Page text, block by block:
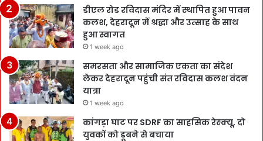
डीएल रोड रविदास मंदिर में स्थापित हुआ पावन
कलश, देहरादून में श्रद्धा और उत्साह के साथ
हुआ स्वागत
1 week ago
समरसता और सामाजिक एकता का संदेश
लेकर देहरादून पहुंची संत रविदास कलश वंदन
यात्रा
1 week ago
कांगड़ा घाट पर SDRF का साहसिक रेस्क्यू, दो
युवकों को डूबने से बचाया